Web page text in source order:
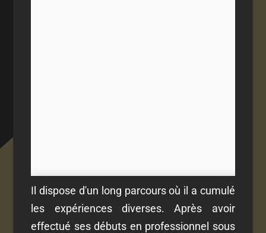
Il dispose d'un long parcours où il a cumulé
les expériences diverses. Après avoir
effectué ses débuts en professionnel sous